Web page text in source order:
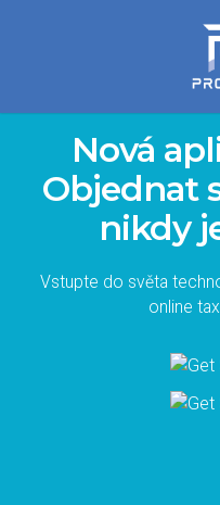
Nová
Objednat
nikdy
Vstupte do světa
online